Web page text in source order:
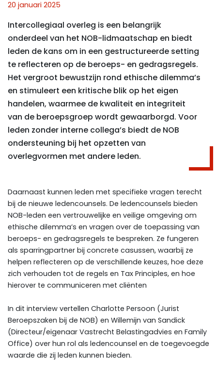
20 januari 2025
Intercollegiaal overleg is een belangrijk
onderdeel van het NOB-lidmaatschap en biedt
leden de kans om in een gestructureerde setting
te reflecteren op de beroeps- en gedragsregels.
Het vergroot bewustzijn rond ethische dilemma’s
en stimuleert een kritische blik op het eigen
handelen, waarmee de kwaliteit en integriteit
van de beroepsgroep wordt gewaarborgd. Voor
leden zonder interne collega’s biedt de NOB
ondersteuning bij het opzetten van
overlegvormen met andere leden.
Daarnaast kunnen leden met specifieke vragen terecht
bij de nieuwe ledencounsels. De ledencounsels bieden
NOB-leden een vertrouwelijke en veilige omgeving om
ethische dilemma’s en vragen over de toepassing van
beroeps- en gedragsregels te bespreken. Ze fungeren
als sparringpartner bij concrete casussen, waarbij ze
helpen reflecteren op de verschillende keuzes, hoe deze
zich verhouden tot de regels en Tax Principles, en hoe
hierover te communiceren met cliënten
In dit interview vertellen Charlotte Persoon (Jurist
Beroepszaken bij de NOB) en Willemijn van Sandick
(Directeur/eigenaar Vastrecht Belastingadvies en Family
Office) over hun rol als ledencounsel en de toegevoegde
waarde die zij leden kunnen bieden.